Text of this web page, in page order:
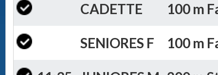
CADETTE 100 m
SENIORES F 100 m